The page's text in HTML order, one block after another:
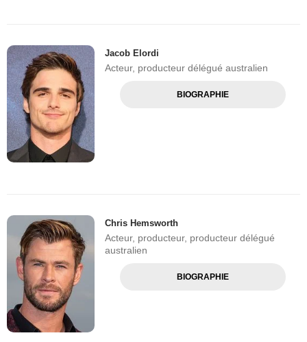
Jacob Elordi
Acteur, producteur délégué australien
BIOGRAPHIE
Chris Hemsworth
Acteur, producteur, producteur délégué
australien
BIOGRAPHIE